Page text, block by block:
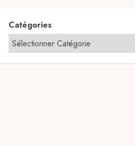
Catégories